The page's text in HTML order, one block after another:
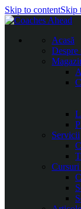
Skip to contentSkip
Acasă
Despre
Servicii
Cursuri